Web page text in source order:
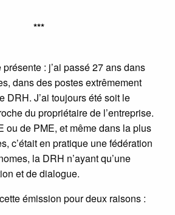
***
présente : j’ai passé 27 ans dans
dans des postes extrêmement
DRH. J’ai toujours été soit le
du propriétaire de l’entreprise.
ou de PME, et même dans la plus
c’était en pratique une fédération
la DRH n’ayant qu’une
et de dialogue.
émission pour deux raisons :